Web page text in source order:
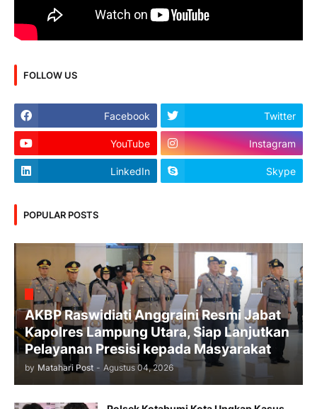
FOLLOW US
Facebook Twitter
YouTube Instagram
LinkedIn Skype
POPULAR POSTS
AKBP Raswidiati Anggraini Resmi Jabat
Kapolres Lampung Utara, Siap Lanjutkan
Pelayanan Presisi kepada Masyarakat
by Matahari Post - Agustus 04, 2026